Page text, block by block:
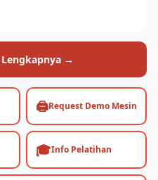
→
🖨️Request Demo Mesin
🎓Info Pelatihan